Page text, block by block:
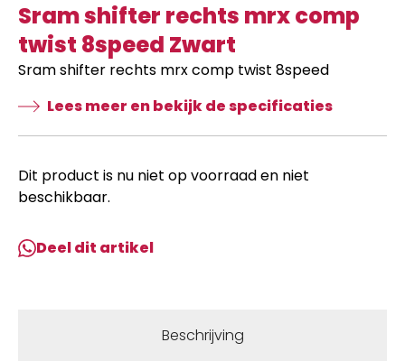
Sram shifter rechts mrx comp
twist 8speed Zwart
Sram shifter rechts mrx comp twist 8speed
Lees meer en bekijk de specificaties
Dit product is nu niet op voorraad en niet
beschikbaar.
Deel dit artikel
Beschrijving